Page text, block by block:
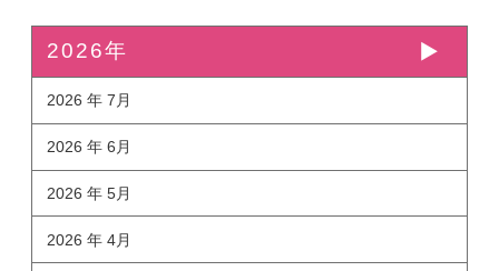
2026年
2026 年 7月
2026 年 6月
2026 年 5月
2026 年 4月